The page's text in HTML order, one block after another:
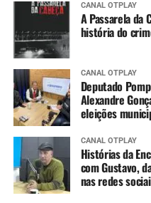
CANAL OTPLAY
A Passarela da
história do
CANAL OTPLAY
Deputado
Alexandre
eleições
CANAL OTPLAY
Histórias da
com Gustavo,
nas redes